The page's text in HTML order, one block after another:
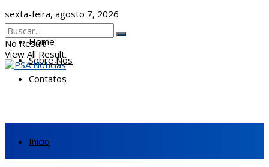
sexta-feira, agosto 7, 2026
Home
Sobre Nós
Contatos
No Result
View All Result
Início